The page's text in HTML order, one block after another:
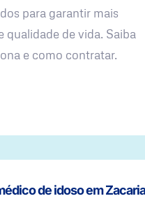
para garantir mais
qualidade de vida. Saiba
e como contratar.
de idoso em